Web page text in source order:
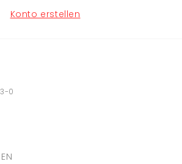
Konto erstellen
0